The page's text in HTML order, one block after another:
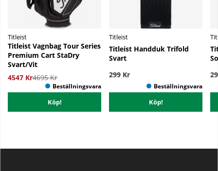
Titleist
Titleist Vagnbag Tour Series
Premium Cart StaDry
Svart/Vit
4547 Kr4695 Kr
Köp!
Titleist
Titleist Handduk Trifold
Svart
299 Kr
Köp!